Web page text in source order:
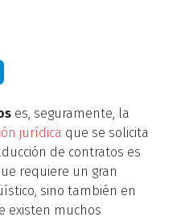
es, seguramente, la
jurídica que se solicita
de contratos es
requiere un gran
sino también en
existen muchos